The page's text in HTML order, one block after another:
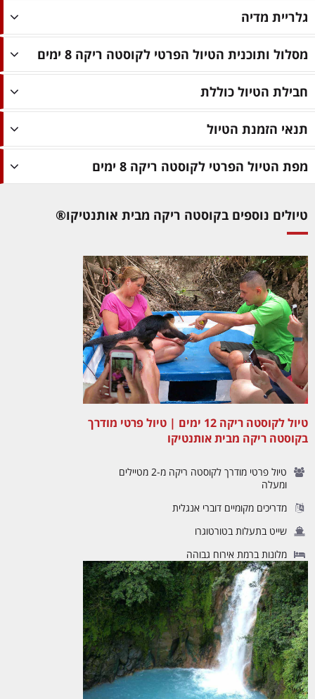
גלריית מדיה
מסלול ותוכנית הטיול הפרטי לקוסטה ריקה 8 ימים
חבילת הטיול כוללת
תנאי הזמנת הטיול
מפת הטיול הפרטי לקוסטה ריקה 8 ימים
טיולים נוספים בקוסטה ריקה מבית אותנטיקו®
טיול לקוסטה ריקה 12 ימים | טיול פרטי מודרך
בקוסטה ריקה מבית אותנטיקו
טיול פרטי מודרך לקוסטה ריקה מ-2 מטיילים
ומעלה
מדריכים מקומיים דוברי אנגלית
שייט בתעלות בטורטוגרו
מלונות ברמת אירוח גבוהה